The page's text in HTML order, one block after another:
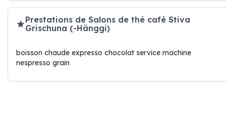
Prestations de Salons de thé café Stiva
Grischuna (-Hänggi)
boisson chaude expresso chocolat service machine
nespresso grain